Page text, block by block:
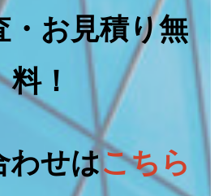
・お見積り無
料！
わせはこちら